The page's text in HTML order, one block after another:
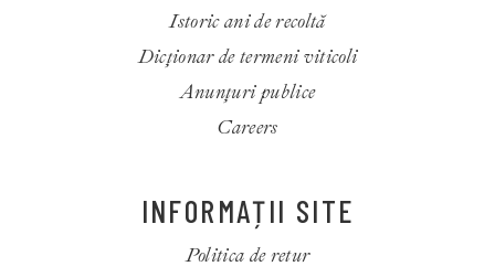
Istoric ani de recoltă
Dicționar de termeni viticoli
Anunțuri publice
Careers
INFORMAȚII SITE
Politica de retur